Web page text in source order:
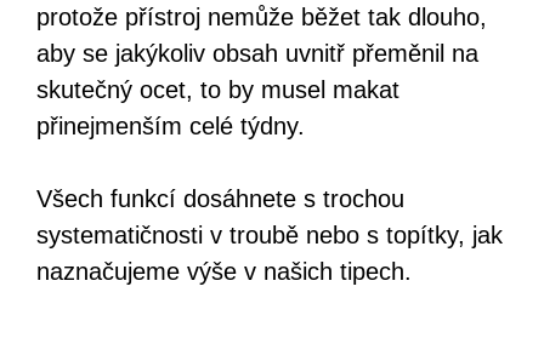
protože přístroj nemůže běžet tak dlouho,
aby se jakýkoliv obsah uvnitř přeměnil na
skutečný ocet, to by musel makat
přinejmenším celé týdny.
Všech funkcí dosáhnete s trochou
systematičnosti v troubě nebo s topítky, jak
naznačujeme výše v našich tipech.